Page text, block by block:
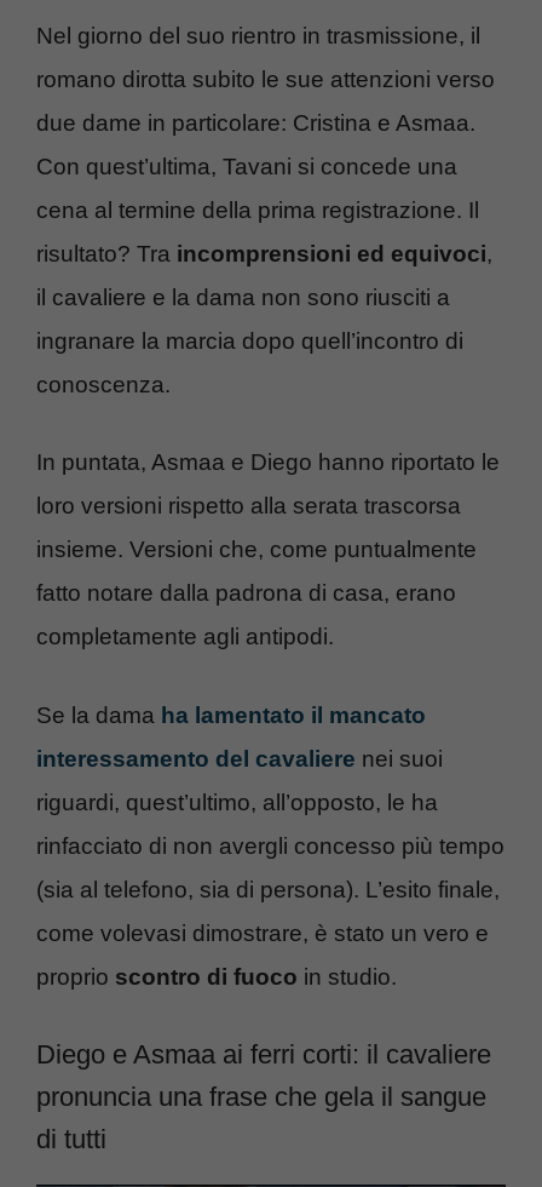
Nel giorno del suo rientro in trasmissione, il
romano dirotta subito le sue attenzioni verso
due dame in particolare: Cristina e Asmaa.
Con quest’ultima, Tavani si concede una
cena al termine della prima registrazione. Il
risultato? Tra incomprensioni ed equivoci,
il cavaliere e la dama non sono riusciti a
ingranare la marcia dopo quell’incontro di
conoscenza.
In puntata, Asmaa e Diego hanno riportato le
loro versioni rispetto alla serata trascorsa
insieme. Versioni che, come puntualmente
fatto notare dalla padrona di casa, erano
completamente agli antipodi.
Se la dama ha lamentato il mancato
interessamento del cavaliere nei suoi
riguardi, quest’ultimo, all’opposto, le ha
rinfacciato di non avergli concesso più tempo
(sia al telefono, sia di persona). L’esito finale,
come volevasi dimostrare, è stato un vero e
proprio scontro di fuoco in studio.
Diego e Asmaa ai ferri corti: il cavaliere
pronuncia una frase che gela il sangue
di tutti